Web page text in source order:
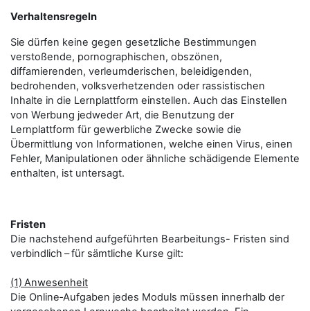
Verhaltensregeln
Sie dürfen keine gegen gesetzliche Bestimmungen
verstoßende, pornographischen, obszönen,
diffamierenden, verleumderischen, beleidigenden,
bedrohenden, volksverhetzenden oder rassistischen
Inhalte in die Lernplattform einstellen. Auch das Einstellen
von Werbung jedweder Art, die Benutzung der
Lernplattform für gewerbliche Zwecke sowie die
Übermittlung von Informationen, welche einen Virus, einen
Fehler, Manipulationen oder ähnliche schädigende Elemente
enthalten, ist untersagt.
Fristen
Die nachstehend aufgeführten Bearbeitungs- Fristen sind
verbindlich – für sämtliche Kurse gilt:
(1) Anwesenheit
Die Online‑Aufgaben jedes Moduls müssen innerhalb der